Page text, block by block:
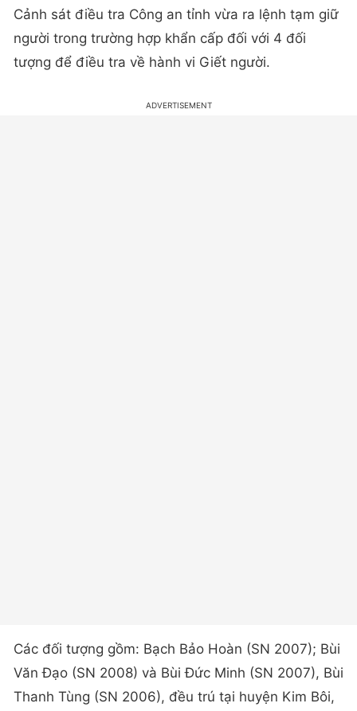
Cảnh sát điều tra Công an tỉnh vừa ra lệnh tạm giữ
người trong trường hợp khẩn cấp đối với 4 đối
tượng để điều tra về hành vi Giết người.
Các đối tượng gồm: Bạch Bảo Hoàn (SN 2007); Bùi
Văn Đạo (SN 2008) và Bùi Đức Minh (SN 2007), Bùi
Thanh Tùng (SN 2006), đều trú tại huyện Kim Bôi,